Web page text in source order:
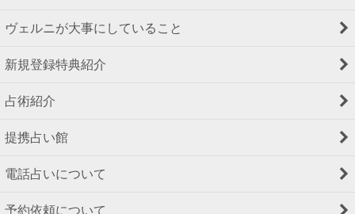
ヴェルニが大事にしていること
新規登録特典紹介
占術紹介
提携占い館
電話占いについて
予約依頼について